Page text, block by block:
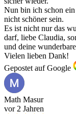
Nun bin ich schon
nicht schöner sein.
Es ist nicht nur das
darf, liebe Claudia,
und deine
Vielen lieben Dank!
Gepostet auf Google
Math Masur
vor 2 Jahren